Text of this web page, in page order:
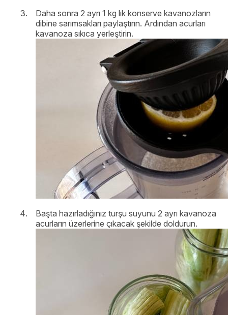
Daha sonra 2 ayrı 1 kg lık konserve kavanozların
dibine sarımsakları paylaştırın. Ardından acurları
kavanoza sıkıca yerleştirin.
Başta hazırladığınız turşu suyunu 2 ayrı kavanoza
acurların üzerlerine çıkacak şekilde doldurun.